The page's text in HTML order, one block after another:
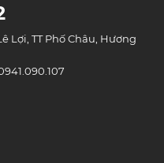
Lợi, TT Phố Châu, Hương